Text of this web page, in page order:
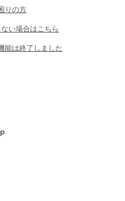
りの方
い場合はこちら
能は終了しました